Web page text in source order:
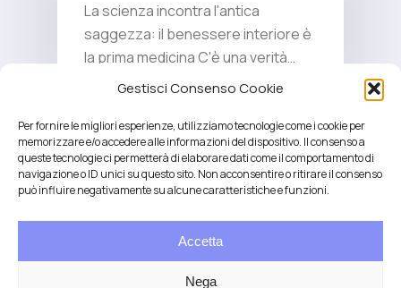
Gestisci Consenso Cookie
Per fornire le migliori esperienze, utilizziamo tecnologie come i cookie per
memorizzare e/o accedere alle informazioni del dispositivo. Il consenso a
queste tecnologie ci permetterà di elaborare dati come il comportamento di
navigazione o ID unici su questo sito. Non acconsentire o ritirare il consenso
può influire negativamente su alcune caratteristiche e funzioni.
Accetta
Nega
La scienza incontra l'antica
saggezza: il benessere interiore è
la prima medicina C'è una verità…
Salute integrativa e Longevità
Mendrisio e Lugano